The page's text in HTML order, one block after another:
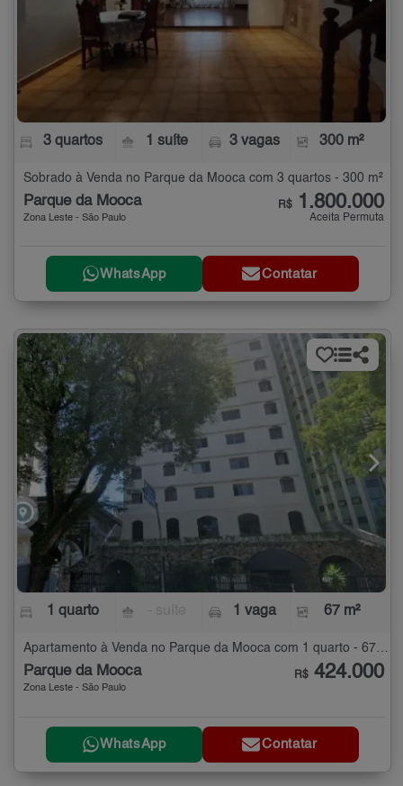
3 quartos 1 suíte 3 vagas 300 m²
Sobrado à Venda no Parque da Mooca com 3 quartos - 300 m²
Parque da Mooca
Zona Leste - São Paulo
R$ 1.800.000
Aceita Permuta
WhatsApp Contatar
1 quarto 1 vaga 67 m²
Apartamento à Venda no Parque da Mooca com 1 quarto - 67 m²
Parque da Mooca
Zona Leste - São Paulo
R$ 424.000
WhatsApp Contatar